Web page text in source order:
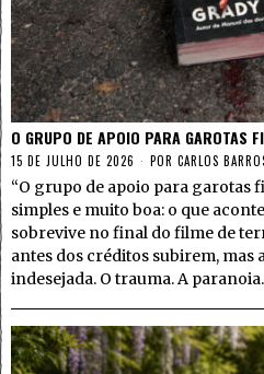
O GRUPO DE APOIO PARA GAROTAS
15 DE JULHO DE 2026 POR CARLOS
“O grupo de apoio para garotas
simples e muito boa: o que
sobrevive no final do filme de
antes dos créditos subirem, mas
indesejada. O trauma. A